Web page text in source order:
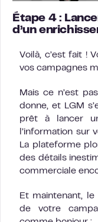
Étape 4 :
d’un
Voilà, c’est fait !
vos campagnes
Mais ce n’est
donne, et LGM
prêt à lancer
l’information sur
La plateforme
des détails
commerciale
Et maintenant,
de votre